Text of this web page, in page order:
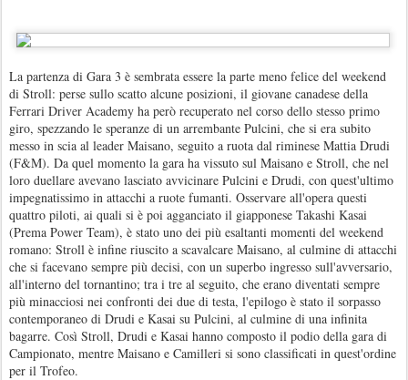
La partenza di Gara 3 è sembrata essere la parte meno felice del weekend
di Stroll: perse sullo scatto alcune posizioni, il giovane canadese della
Ferrari Driver Academy ha però recuperato nel corso dello stesso primo
giro, spezzando le speranze di un arrembante Pulcini, che si era subito
messo in scia al leader Maisano, seguito a ruota dal riminese Mattia Drudi
(F&M). Da quel momento la gara ha vissuto sul Maisano e Stroll, che nel
loro duellare avevano lasciato avvicinare Pulcini e Drudi, con quest'ultimo
impegnatissimo in attacchi a ruote fumanti. Osservare all'opera questi
quattro piloti, ai quali si è poi agganciato il giapponese Takashi Kasai
(Prema Power Team), è stato uno dei più esaltanti momenti del weekend
romano: Stroll è infine riuscito a scavalcare Maisano, al culmine di attacchi
che si facevano sempre più decisi, con un superbo ingresso sull'avversario,
all'interno del tornantino; tra i tre al seguito, che erano diventati sempre
più minacciosi nei confronti dei due di testa, l'epilogo è stato il sorpasso
contemporaneo di Drudi e Kasai su Pulcini, al culmine di una infinita
bagarre. Così Stroll, Drudi e Kasai hanno composto il podio della gara di
Campionato, mentre Maisano e Camilleri si sono classificati in quest'ordine
per il Trofeo.